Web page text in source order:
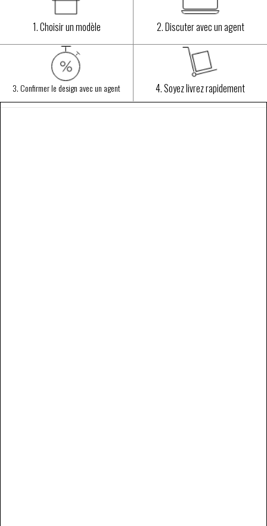
1. Choisir un modèle 2. Discuter avec un agent
3. Confirmer le design avec un agent 4. Soyez livrez rapidement